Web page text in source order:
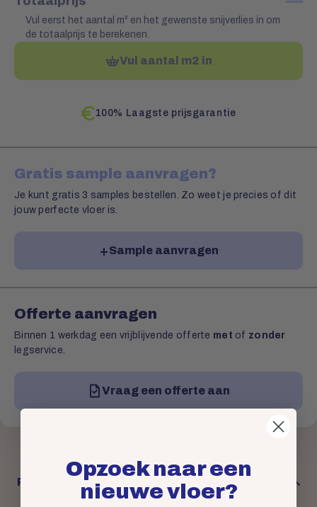
Vul eerst het aantal m² en het gewenste snijverlies in om
de totaalprijs te berekenen.
Vul aantal m2 in
100% Laagste prijsgarantie
Gratis sample aanvragen?
Je kunt gratis 3 samples bestellen. Zo weet je precies of dit
jouw perfecte vloer is.
Sample aanvragen
Offerte aanvragen
Binnen 1 werkdag een vrijblijvende offerte met of zonder
legservice.
Vraag een offerte aan
Productdetails
Opzoek naar een
nieuwe vloer?